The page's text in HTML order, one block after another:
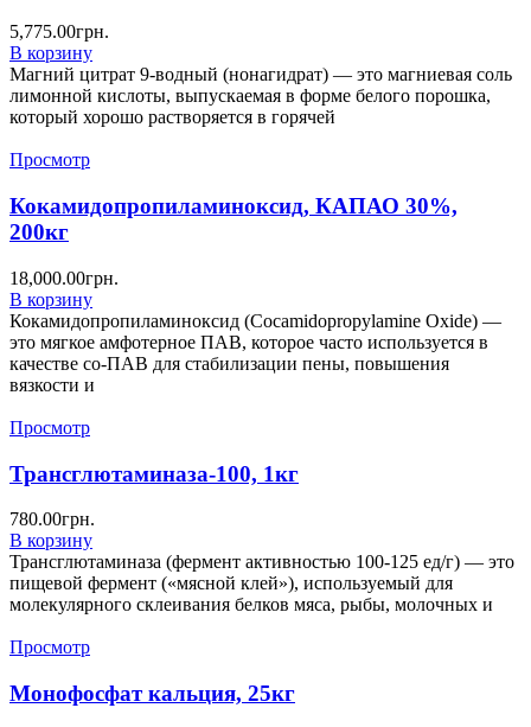
5,775.00грн.
В корзину
Магний цитрат 9-водный (нонaгидрат) — это магниевая соль
лимонной кислоты, выпускаемая в форме белого порошка,
который хорошо растворяется в горячей
Просмотр
Кокамидопропиламиноксид, КАПАО 30%,
200кг
18,000.00грн.
В корзину
Кокамидопропиламиноксид (Cocamidopropylamine Oxide) —
это мягкое амфотерное ПАВ, которое часто используется в
качестве со-ПАВ для стабилизации пены, повышения
вязкости и
Просмотр
Трансглютаминаза-100, 1кг
780.00грн.
В корзину
Трансглютаминаза (фермент активностью 100-125 ед/г) — это
пищевой фермент («мясной клей»), используемый для
молекулярного склеивания белков мяса, рыбы, молочных и
Просмотр
Монофосфат кальция, 25кг